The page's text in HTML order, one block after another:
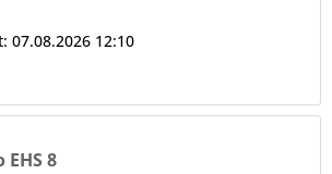
07.08.2026 12:10
8